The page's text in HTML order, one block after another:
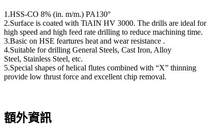
1.HSS-CO 8% (in. m/m.) PA130°
2.Surface is coated with TiAIN HV 3000. The drills are ideal for
high speed and high feed rate drilling to reduce machining time.
3.Basic on HSE feartures heat and wear resistance .
4.Suitable for drilling General Steels, Cast Iron, Alloy
Steel, Stainless Steel, etc.
5.Special shapes of helical flutes combined with “X” thinning
provide low thrust force and excellent chip removal.
額外資訊